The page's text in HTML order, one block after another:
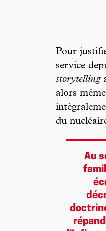
Pour
service
storytelling
alors
du
Au